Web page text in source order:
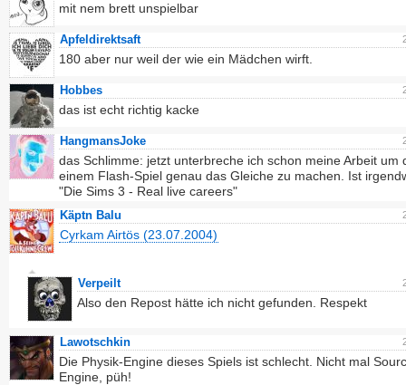
mit nem brett unspielbar
Apfeldirektsaft
180 aber nur weil der wie ein Mädchen wirft.
Hobbes
das ist echt richtig kacke
HangmansJoke
das Schlimme: jetzt unterbreche ich schon meine Arbeit um
einem Flash-Spiel genau das Gleiche zu machen. Ist
"Die Sims 3 - Real live careers"
Käptn Balu
Cyrkam Airtös (23.07.2004)
Verpeilt
Also den Repost hätte ich nicht gefunden. Respekt
Lawotschkin
Die Physik-Engine dieses Spiels ist schlecht. Nicht mal
Engine, püh!